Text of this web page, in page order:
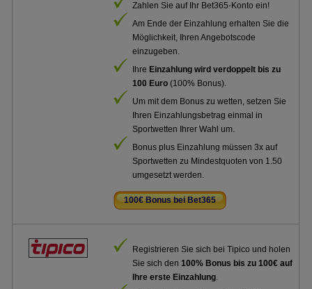
Zahlen Sie auf Ihr Bet365-Konto ein!
Am Ende der Einzahlung erhalten Sie die
Möglichkeit, Ihren Angebotscode
einzugeben.
Ihre Einzahlung wird verdoppelt bis zu
100 Euro (100% Bonus).
Um mit dem Bonus zu wetten, setzen Sie
Ihren Einzahlungsbetrag einmal in
Sportwetten Ihrer Wahl um.
Bonus plus Einzahlung müssen 3x auf
Sportwetten zu Mindestquoten von 1.50
umgesetzt werden.
100€ Bonus bei Bet365
Registrieren Sie sich bei Tipico und holen
Sie sich den100% Bonus bis zu 100€ auf
Ihre erste Einzahlung.